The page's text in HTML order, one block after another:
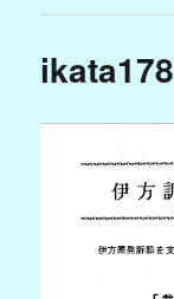
ikata178